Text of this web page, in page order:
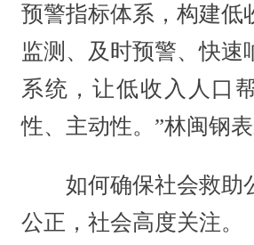
预警指标体系，构建低
监测、及时预警、快速
系统，让低收入人口
性、主动性。”林闽钢表
如何确保社会救助公
公正，社会高度关注。